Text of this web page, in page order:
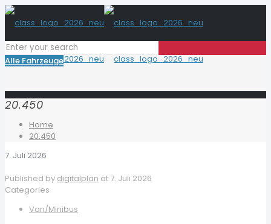
Alle Fahrzeuge
20.450
Home
20.450
7. Juli 2026
Published by digitalplan at 7. Juli 2026
Categories
Van/Minibus